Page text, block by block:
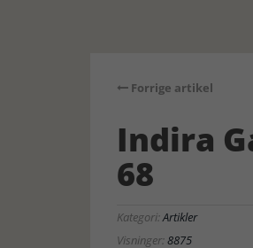
Forrige artikel
Indira
68
Kategori:Artikler
Visninger:8875